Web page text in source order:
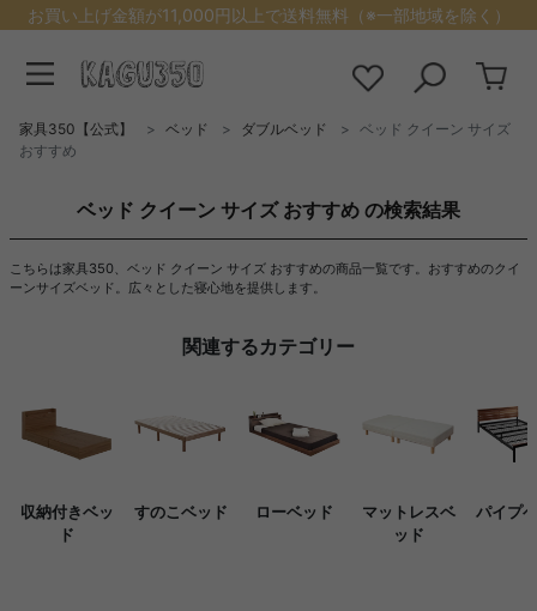
お買い上げ金額が11,000円以上で送料無料（※一部地域を除く）
家具350【公式】 ベッド ダブルベッド
ベッド クイーン サイズ
おすすめ
ベッド クイーン サイズ おすすめ の検索結果
こちらは家具350、ベッド クイーン サイズ おすすめの商品一覧です。おすすめのクイ
ーンサイズベッド。広々とした寝心地を提供します。
関連するカテゴリー
収納付きベッ
ド
すのこベッド ローベッド
マットレスベ
ッド
パイプ